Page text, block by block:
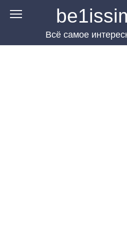
Перейти
Всё самое